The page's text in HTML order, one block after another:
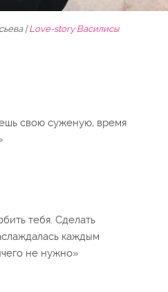
|Love-story Василисы
свою суженую, время
тебя. Сделать
каждым
не нужно»